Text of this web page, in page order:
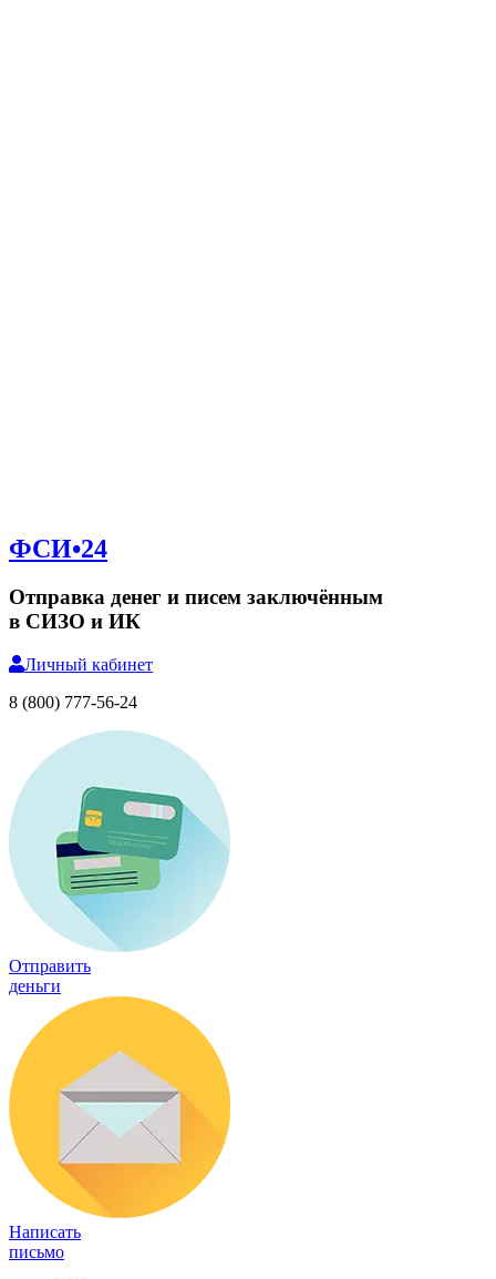
ФСИ•24
Отправка денег и писем заключённым
в СИЗО и ИК
Личный кабинет
8 (800) 777-56-24
Отправить
деньги
Написать
письмо